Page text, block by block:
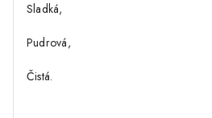
Sladká,
Pudrová,
Čistá.